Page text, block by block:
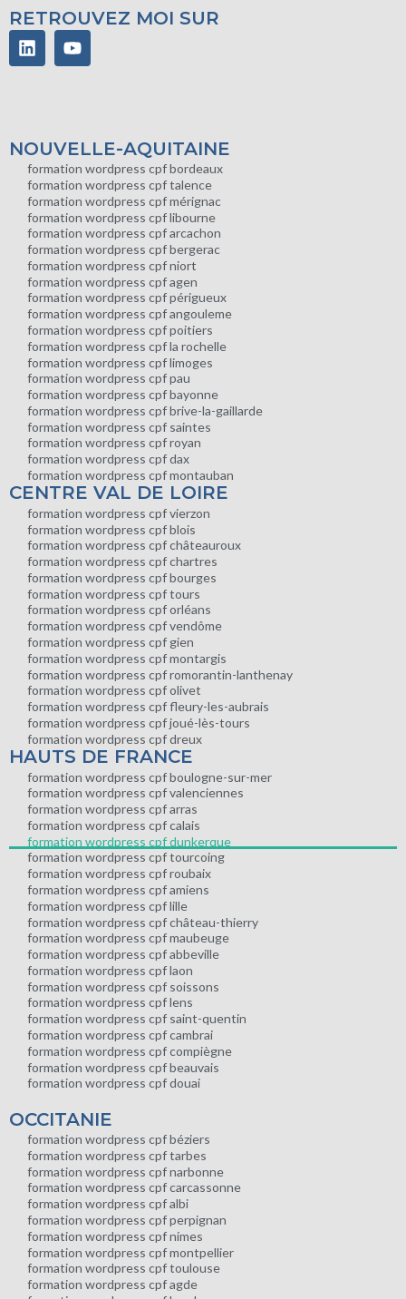
RETROUVEZ MOI SUR
NOUVELLE-AQUITAINE
formation wordpress cpf bordeaux
formation wordpress cpf talence
formation wordpress cpf mérignac
formation wordpress cpf libourne
formation wordpress cpf arcachon
formation wordpress cpf bergerac
formation wordpress cpf niort
formation wordpress cpf agen
formation wordpress cpf périgueux
formation wordpress cpf angouleme
formation wordpress cpf poitiers
formation wordpress cpf la rochelle
formation wordpress cpf limoges
formation wordpress cpf pau
formation wordpress cpf bayonne
formation wordpress cpf brive-la-gaillarde
formation wordpress cpf saintes
formation wordpress cpf royan
formation wordpress cpf dax
formation wordpress cpf montauban
CENTRE VAL DE LOIRE
formation wordpress cpf vierzon
formation wordpress cpf blois
formation wordpress cpf châteauroux
formation wordpress cpf chartres
formation wordpress cpf bourges
formation wordpress cpf tours
formation wordpress cpf orléans
formation wordpress cpf vendôme
formation wordpress cpf gien
formation wordpress cpf montargis
formation wordpress cpf romorantin-lanthenay
formation wordpress cpf olivet
formation wordpress cpf fleury-les-aubrais
formation wordpress cpf joué-lès-tours
formation wordpress cpf dreux
HAUTS DE FRANCE
formation wordpress cpf boulogne-sur-mer
formation wordpress cpf valenciennes
formation wordpress cpf arras
formation wordpress cpf calais
formation wordpress cpf dunkerque
formation wordpress cpf tourcoing
formation wordpress cpf roubaix
formation wordpress cpf amiens
formation wordpress cpf lille
formation wordpress cpf château-thierry
formation wordpress cpf maubeuge
formation wordpress cpf abbeville
formation wordpress cpf laon
formation wordpress cpf soissons
formation wordpress cpf lens
formation wordpress cpf saint-quentin
formation wordpress cpf cambrai
formation wordpress cpf compiègne
formation wordpress cpf beauvais
formation wordpress cpf douai
OCCITANIE
formation wordpress cpf béziers
formation wordpress cpf tarbes
formation wordpress cpf narbonne
formation wordpress cpf carcassonne
formation wordpress cpf albi
formation wordpress cpf perpignan
formation wordpress cpf nimes
formation wordpress cpf montpellier
formation wordpress cpf toulouse
formation wordpress cpf agde